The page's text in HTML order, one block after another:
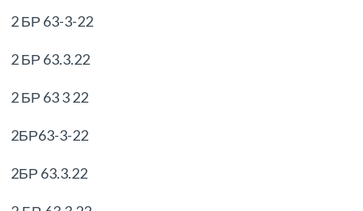
2 БР 63-3-22
2 БР 63.3.22
2 БР 63 3 22
2БР63-3-22
2БР 63.3.22